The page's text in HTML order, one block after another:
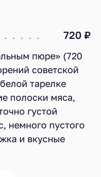
720 ₽
пюре» (720
советской
тарелке
полоски мяса,
густой
немного пустого
и вкусные